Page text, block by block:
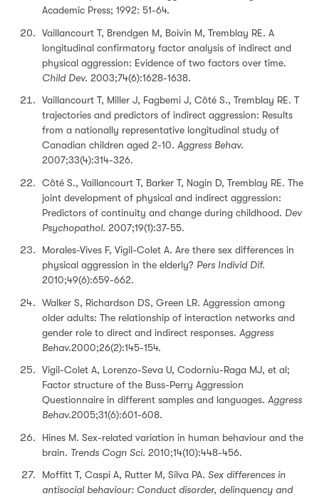
Academic Press; 1992: 51-64.
Vaillancourt T, Brendgen M, Boivin M, Tremblay RE. A
longitudinal confirmatory factor analysis of indirect and
physical aggression: Evidence of two factors over time.
Child Dev. 2003;74(6):1628-1638.
Vaillancourt T, Miller J, Fagbemi J, Côté S., Tremblay RE. T
trajectories and predictors of indirect aggression: Results
from a nationally representative longitudinal study of
Canadian children aged 2-10. Aggress Behav.
2007;33(4):314-326.
Côté S., Vaillancourt T, Barker T, Nagin D, Tremblay RE. The
joint development of physical and indirect aggression:
Predictors of continuity and change during childhood. Dev
Psychopathol. 2007;19(1):37-55.
Morales-Vives F, Vigil-Colet A. Are there sex differences in
physical aggression in the elderly? Pers Individ Dif.
2010;49(6):659-662.
Walker S, Richardson DS, Green LR. Aggression among
older adults: The relationship of interaction networks and
gender role to direct and indirect responses. Aggress
Behav.2000;26(2):145-154.
Vigil-Colet A, Lorenzo-Seva U, Codorniu-Raga MJ, et al;
Factor structure of the Buss-Perry Aggression
Questionnaire in different samples and languages. Aggress
Behav.2005;31(6):601-608.
Hines M. Sex-related variation in human behaviour and the
brain. Trends Cogn Sci. 2010;14(10):448-456.
Moffitt T, Caspi A, Rutter M, Silva PA. Sex differences in
antisocial behaviour: Conduct disorder, delinquency and